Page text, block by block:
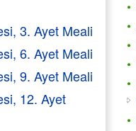
3. Ayet Meali
6. Ayet Meali
9. Ayet Meali
12. Ayet